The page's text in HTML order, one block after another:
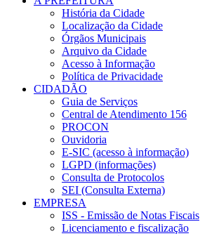
História da Cidade
Localização da Cidade
Órgãos Municipais
Arquivo da Cidade
Acesso à Informação
Política de Privacidade
CIDADÃO
Guia de Serviços
Central de Atendimento 156
PROCON
Ouvidoria
E-SIC (acesso à informação)
LGPD (informações)
Consulta de Protocolos
SEI (Consulta Externa)
EMPRESA
ISS - Emissão de Notas Fiscais
Licenciamento e fiscalização